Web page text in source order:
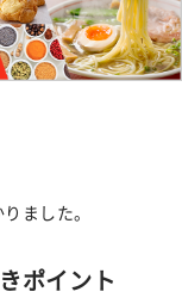
ました。
ポイント